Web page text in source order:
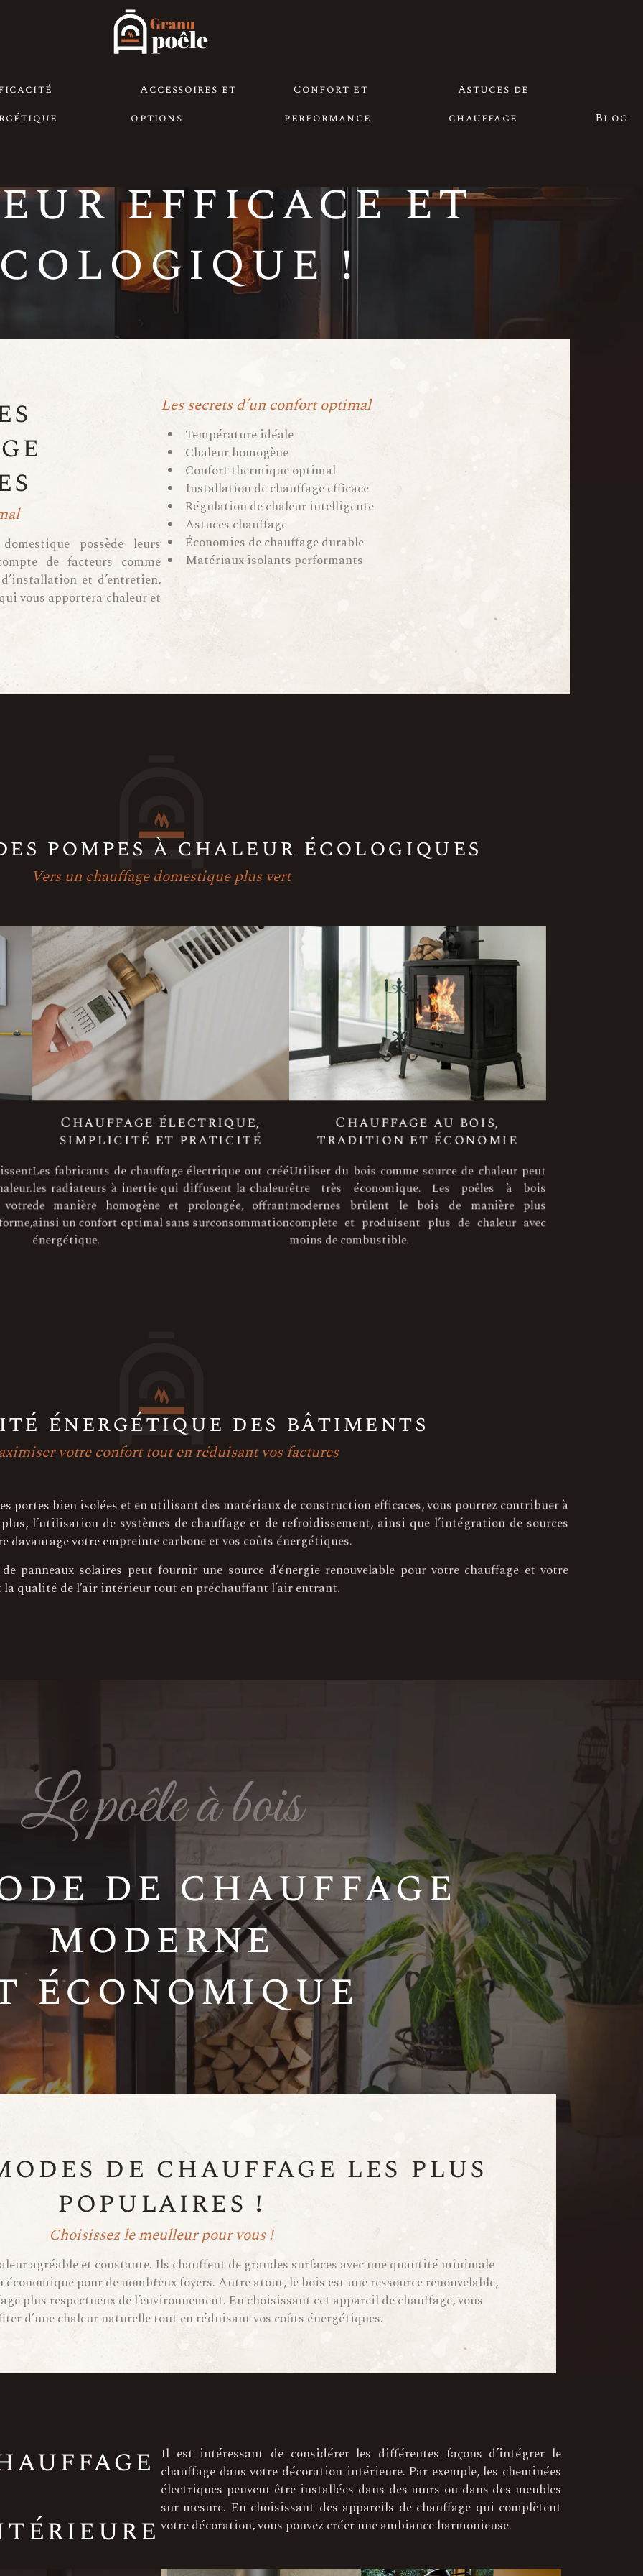
Accessoires et
options
Confort et
performance
Astuces de
chauffage
Blog
à granulés
efficace et
!
possède leurs
de facteurs comme
et d’entretien,
vous apportera chaleur et
Les secrets d’un confort optimal
Température idéale
Chaleur homogène
Confort thermique optimal
Installation de chauffage efficace
Régulation de chaleur intelligente
Astuces chauffage
Économies de chauffage durable
Matériaux isolants performants
pompes à chaleur écologiques
Vers un chauffage domestique plus vert
Chauffage électrique,
simplicité et praticité
Les fabricants de chauffage électrique ont créé
les radiateurs à inertie qui diffusent la chaleur
de manière homogène et prolongée, offrant
ainsi un confort optimal sans surconsommation
énergétique.
Chauffage au bois,
tradition et économie
Utiliser du bois comme source de chaleur peut
être très économique. Les poêles à bois
modernes brûlent le bois de manière plus
complète et produisent plus de chaleur avec
moins de combustible.
énergétique des bâtiments
votre confort tout en réduisant vos factures
portes bien isolées et en utilisant des matériaux de construction efficaces, vous pourrez contribuer à
l’utilisation de systèmes de chauffage et de refroidissement, ainsi que l’intégration de sources
davantage votre empreinte carbone et vos coûts énergétiques.
panneaux solaires peut fournir une source d’énergie renouvelable pour votre chauffage et votre
qualité de l’air intérieur tout en préchauffant l’air entrant.
Le poêle à bois
de chauffage
moderne
économique
de chauffage les plus
populaires !
Choisissez le meulleur pour vous !
agréable et constante. Ils chauffent de grandes surfaces avec une quantité minimale
pour de nombreux foyers. Autre atout, le bois est une ressource renouvelable,
plus respectueux de l’environnement. En choisissant cet appareil de chauffage, vous
d’une chaleur naturelle tout en réduisant vos coûts énergétiques.
Il est intéressant de considérer les différentes façons d’intégrer le
chauffage dans votre décoration intérieure. Par exemple, les cheminées
électriques peuvent être installées dans des murs ou dans des meubles
sur mesure. En choisissant des appareils de chauffage qui complètent
votre décoration, vous pouvez créer une ambiance harmonieuse.